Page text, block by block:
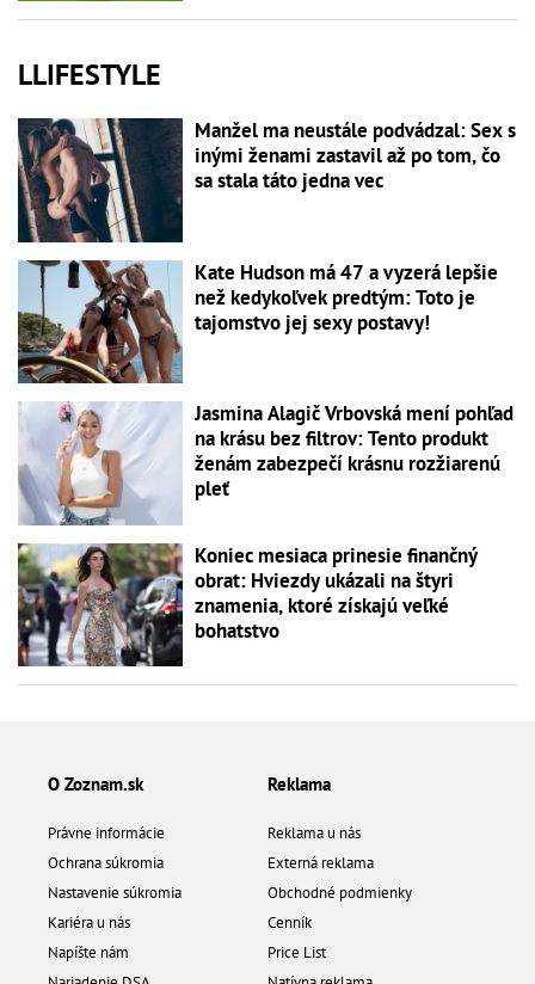
LLIFESTYLE
Manžel ma neustále podvádzal: Sex s
inými ženami zastavil až po tom, čo
sa stala táto jedna vec
Kate Hudson má 47 a vyzerá lepšie
než kedykoľvek predtým: Toto je
tajomstvo jej sexy postavy!
Jasmina Alagič Vrbovská mení pohľad
na krásu bez filtrov: Tento produkt
ženám zabezpečí krásnu rozžiarenú
pleť
Koniec mesiaca prinesie finančný
obrat: Hviezdy ukázali na štyri
znamenia, ktoré získajú veľké
bohatstvo
O Zoznam.sk
Právne informácie
Ochrana súkromia
Nastavenie súkromia
Kariéra u nás
Napíšte nám
Reklama
Reklama u nás
Externá reklama
Obchodné podmienky
Cenník
Price List